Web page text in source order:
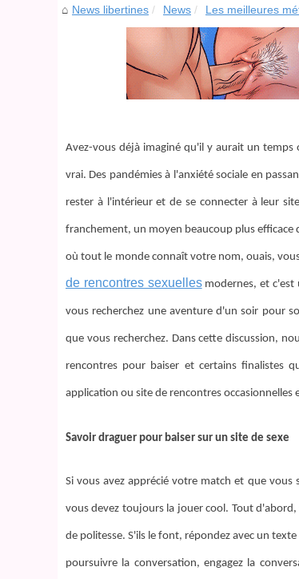
News libertines News Les meilleures
Avez-vous déjà imaginé qu'il y aurait un temps
vrai. Des pandémies à l'anxiété sociale en
rester à l'intérieur et de se connecter à leur
franchement, un moyen beaucoup plus efficace
où tout le monde connaît votre nom, ouais,
de rencontres sexuellesmodernes, et c'est
vous recherchez une aventure d'un soir pour
que vous recherchez. Dans cette discussion,
rencontres pour baiser et certains finalistes
application ou site de rencontres
Savoir draguer pour baiser sur un site de sexe
Si vous avez apprécié votre match et que
vous devez toujours la jouer cool. Tout
de politesse. S'ils le font, répondez avec un
poursuivre la conversation, engagez la